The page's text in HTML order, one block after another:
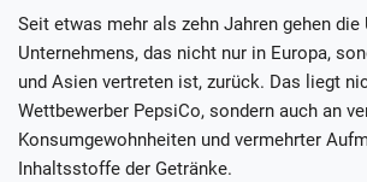
Seit etwas mehr als zehn Jahren gehen die
Unternehmens, das nicht nur in Europa,
und Asien vertreten ist, zurück. Das liegt
Wettbewerber PepsiCo, sondern auch an
Konsumgewohnheiten und vermehrter
Inhaltsstoffe der Getränke.